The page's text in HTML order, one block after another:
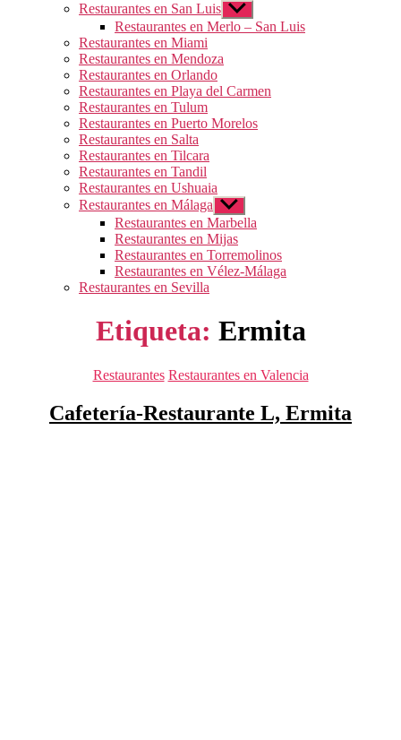
Restaurantes en San Luis Mostrar
el
submenú
Restaurantes en Merlo – San Luis
Restaurantes en Miami
Restaurantes en Mendoza
Restaurantes en Orlando
Restaurantes en Playa del Carmen
Restaurantes en Tulum
Restaurantes en Puerto Morelos
Restaurantes en Salta
Restaurantes en Tilcara
Restaurantes en Tandil
Restaurantes en Ushuaia
Restaurantes en Málaga Mostrar
el
submenú
Restaurantes en Marbella
Restaurantes en Mijas
Restaurantes en Torremolinos
Restaurantes en Vélez-Málaga
Restaurantes en Sevilla
Etiqueta: Ermita
Categorías
Restaurantes Restaurantes en Valencia
Cafetería-Restaurante L, Ermita